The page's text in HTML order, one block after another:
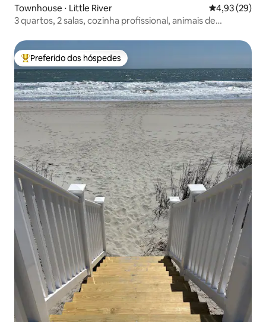
Townhouse ⋅ Little River 4,93 de uma
4,93 (29)
3 quartos, 2 salas, cozinha profissional, animais de
Entre os melhores preferidos dos hóspedes
Preferido dos hóspedes